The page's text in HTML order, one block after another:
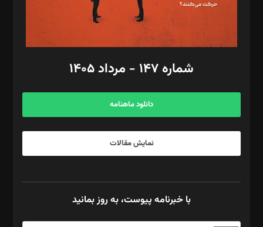
گرافیک و صفحه‌آرایی: سید‌سبحان‌علی ثابت
مد‌یر توسعه تجاری: کامبیز برید‌
امور مالی: شاپور رهبری، محمد‌ کاظمی‌نیا
آگهی و مشترکین: ۰۹۱۹۹۹۹۰۴۵۴
شماره ۱۴۷ - مرداد ۱۴۰۵
دانلود ماهنامه
نمایش مقالات
با خبرنامه پیوست، به روز بمانید